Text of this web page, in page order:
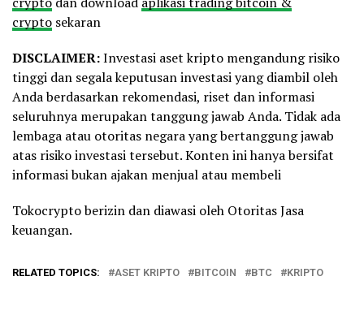
crypto sekaran
DISCLAIMER:Investasi aset kripto mengandung risiko
tinggi dan segala keputusan investasi yang diambil oleh
Anda berdasarkan rekomendasi, riset dan informasi
seluruhnya merupakan tanggung jawab Anda. Tidak ada
lembaga atau otoritas negara yang bertanggung jawab
atas risiko investasi tersebut. Konten ini hanya bersifat
informasi bukan ajakan menjual atau membeli
Tokocrypto berizin dan diawasi oleh Otoritas Jasa
keuangan.
RELATED TOPICS: ASET KRIPTO BITCOIN BTC KRIPTO